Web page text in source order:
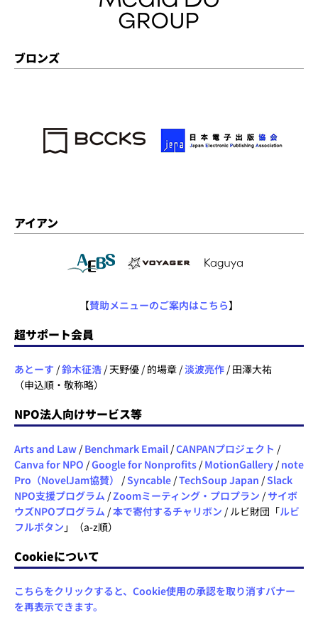
ブロンズ
アイアン
【賛助メニューのご案内はこちら】
超サポート会員
あとーす /鈴木征浩 / 天野優 / 的場章 /淡波亮作 / 田澤大祐
（申込順・敬称略）
NPO法人向けサービス等
Arts and Law / Benchmark Email /CANPANプロジェクト /
Canva for NPO /Google for Nonprofits / MotionGallery / note
Pro（NovelJam協賛）
/Syncable /TechSoup Japan /Slack
NPO支援プログラム /Zoomミーティング・プロプラン /サイボ
ウズNPOプログラム /本で寄付するチャリボン / ルビ財団「ルビ
フルボタン 」（a-z順）
Cookieについて
こちらをクリックすると、Cookie使用の承認を取り消すバナー
を再表示できます。